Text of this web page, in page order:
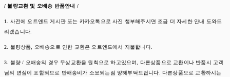
/ 불량교환 및 오배송 반품안내 /
1. 사전에 오트앤드 게시판 또는 카카오톡으로 사진 첨부해주시면 조금 더 자세한 안내 도와드
리겠습니다.
2. 불량상품, 오배송으로 인한 교환은 오트앤드에서 지불합니다.
3. 불량 / 오배송의 경우 무상교환을 원칙으로 하고있으며, 다른상품으로 교환이나 반품시 고객
님의 변심이 포함되므로 반배송비가 소요되는점 양해부탁드립니다. 다른상품으로 교환하시는